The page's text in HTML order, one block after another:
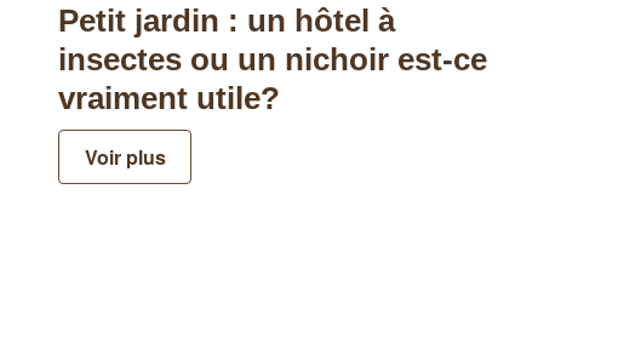
Petit jardin : un hôtel à
insectes ou un nichoir est-ce
vraiment utile?
Voir plus